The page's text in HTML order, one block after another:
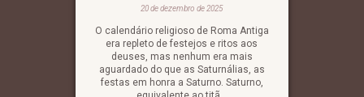
20 de dezembro de 2025
O calendário religioso de Roma Antiga
era repleto de festejos e ritos aos
deuses, mas nenhum era mais
aguardado do que as Saturnálias, as
festas em honra a Saturno. Saturno,